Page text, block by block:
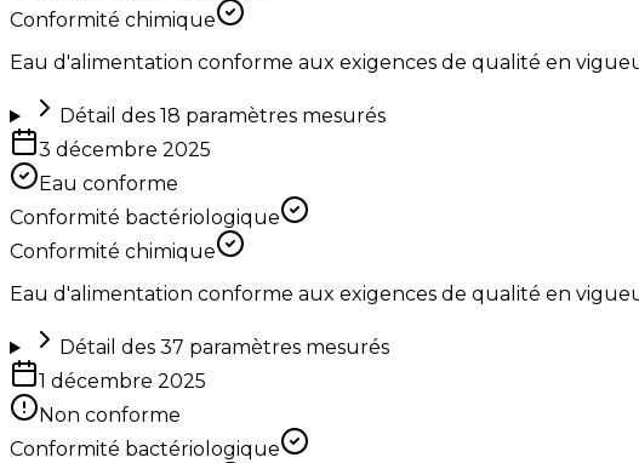
Conformité chimique
Eau d'alimentation conforme aux exigences de qualité en
Détail des 18 paramètres mesurés
3 décembre 2025
Eau conforme
Conformité bactériologique
Conformité chimique
Eau d'alimentation conforme aux exigences de qualité en
Détail des 37 paramètres mesurés
1 décembre 2025
Non conforme
Conformité bactériologique